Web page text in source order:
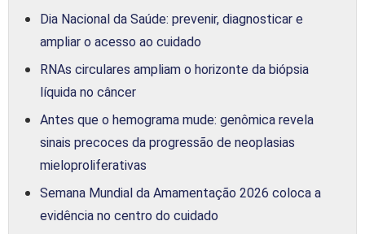
Dia Nacional da Saúde: prevenir, diagnosticar e
ampliar o acesso ao cuidado
RNAs circulares ampliam o horizonte da biópsia
líquida no câncer
Antes que o hemograma mude: genômica revela
sinais precoces da progressão de neoplasias
mieloproliferativas
Semana Mundial da Amamentação 2026 coloca a
evidência no centro do cuidado